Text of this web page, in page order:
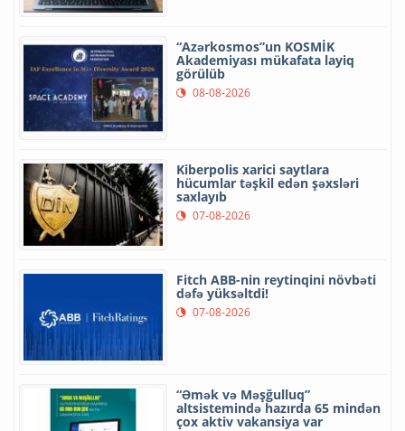
“Azərkosmos”un KOSMİK
Akademiyası mükafata layiq
görülüb
08-08-2026
Kiberpolis xarici saytlara
hücumlar təşkil edən şəxsləri
saxlayıb
07-08-2026
Fitch ABB-nin reytinqini növbəti
dəfə yüksəltdi!
07-08-2026
“Əmək və Məşğulluq”
altsistemində hazırda 65 mindən
çox aktiv vakansiya var